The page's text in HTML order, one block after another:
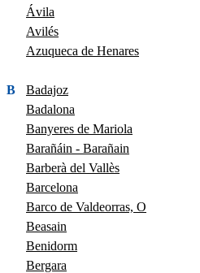
Ávila
Avilés
Azuqueca de Henares
B
Badajoz
Badalona
Banyeres de Mariola
Barañáin - Barañain
Barberà del Vallès
Barcelona
Barco de Valdeorras, O
Beasain
Benidorm
Bergara